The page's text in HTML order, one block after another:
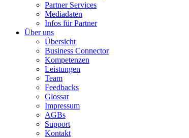
Partner Services
Mediadaten
Infos für Partner
Über uns
Übersicht
Business Connector
Kompetenzen
Leistungen
Team
Feedbacks
Glossar
Impressum
AGBs
Support
Kontakt